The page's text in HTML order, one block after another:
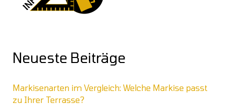
Neueste Beiträge
Markisenarten im Vergleich: Welche Markise passt
zu Ihrer Terrasse?